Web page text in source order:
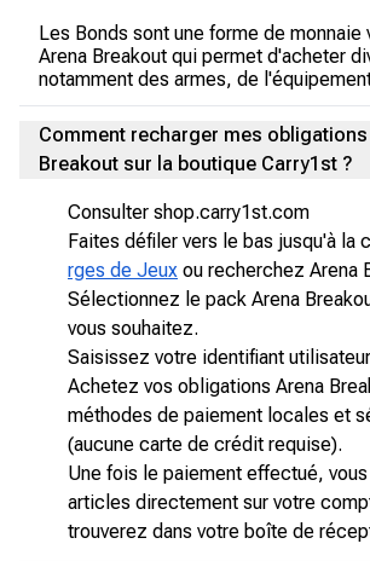
Les Bonds sont une forme de monnaie
Arena Breakout qui permet d'acheter
notamment des armes, de
Comment recharger mes obligations
Breakout sur la boutique Carry1st ?
Consulter shop.carry1st.com
Faites défiler vers le bas jusqu'à la
rges de Jeux ou recherchez Arena
Sélectionnez le pack Arena
vous souhaitez.
Saisissez votre identifiant utilisateur
Achetez vos obligations Arena
méthodes de paiement locales et
(aucune carte de crédit requise).
Une fois le paiement effectué,
articles directement sur votre
trouverez dans votre boîte de